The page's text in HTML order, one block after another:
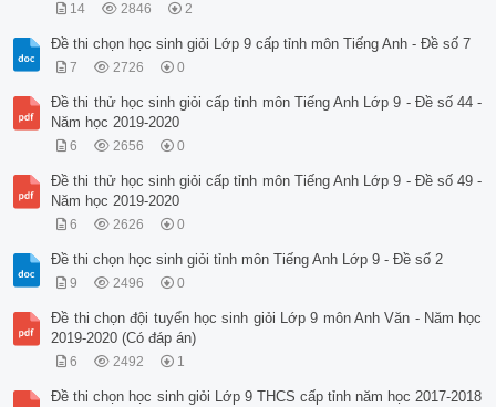
14 2846 2
Đề thi chọn học sinh giỏi Lớp 9 cấp tỉnh môn Tiếng Anh - Đề số 7
7 2726 0
Đề thi thử học sinh giỏi cấp tỉnh môn Tiếng Anh Lớp 9 - Đề số 44 -
Năm học 2019-2020
6 2656 0
Đề thi thử học sinh giỏi cấp tỉnh môn Tiếng Anh Lớp 9 - Đề số 49 -
Năm học 2019-2020
6 2626 0
Đề thi chọn học sinh giỏi tỉnh môn Tiếng Anh Lớp 9 - Đề số 2
9 2496 0
Đề thi chọn đội tuyển học sinh giỏi Lớp 9 môn Anh Văn - Năm học
2019-2020 (Có đáp án)
6 2492 1
Đề thi chọn học sinh giỏi Lớp 9 THCS cấp tỉnh năm học 2017-2018